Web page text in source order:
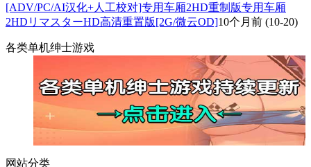
[ADV/PC/AI汉化+人工校对]专用车厢2HD重制版专用车厢
2HDリマスターHD高清重置版[2G/微云OD]10个月前 (10-20)
各类单机绅士游戏
网站分类